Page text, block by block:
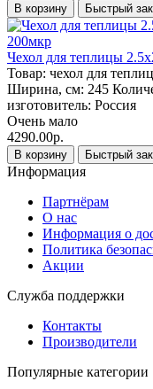
В корзину Быстрый
Чехол для теплицы
Товар: чехол для
Ширина, см: 245
изготовитель: Россия
Очень мало
4290.00р.
В корзину Быстрый
Информация
Партнёрам
О нас
Информация о
Политика
Акции
Служба поддержки
Контакты
Производители
Популярные категории